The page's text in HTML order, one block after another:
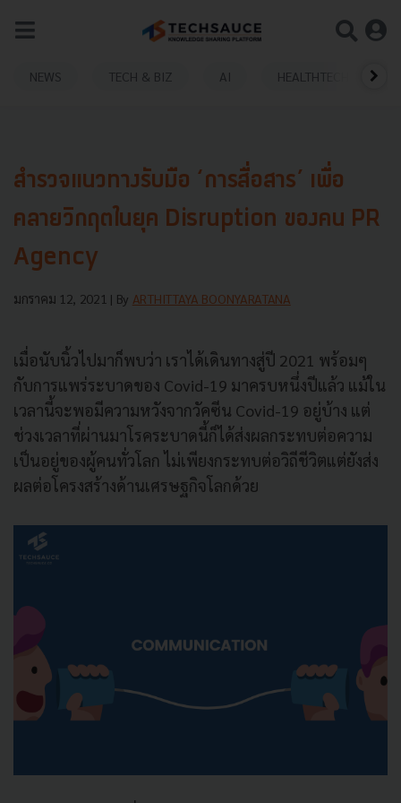
NEWS TECH & BIZ AI HEALTHTECH
สำรวจแนวทางรับมือ ‘การสื่อสาร’ เพื่อ
คลายวิกฤตในยุค Disruption ของคน PR
Agency
มกราคม 12, 2021 | By ARTHITTAYA BOONYARATANA
เมื่อนับนิ้วไปมาก็พบว่า เราได้เดินทางสู่ปี 2021 พร้อมๆ
กับการแพร่ระบาดของ Covid-19 มาครบหนึ่งปีแล้ว แม้ใน
เวลานี้จะพอมีความหวังจากวัคซีน Covid-19 อยู่บ้าง แต่
ช่วงเวลาที่ผ่านมาโรคระบาดนี้ก็ได้ส่งผลกระทบต่อความ
เป็นอยู่ของผู้คนทั่วโลก ไม่เพียงกระทบต่อวิถีชีวิตแต่ยังส่ง
ผลต่อโครงสร้างด้านเศรษฐกิจโลกด้วย